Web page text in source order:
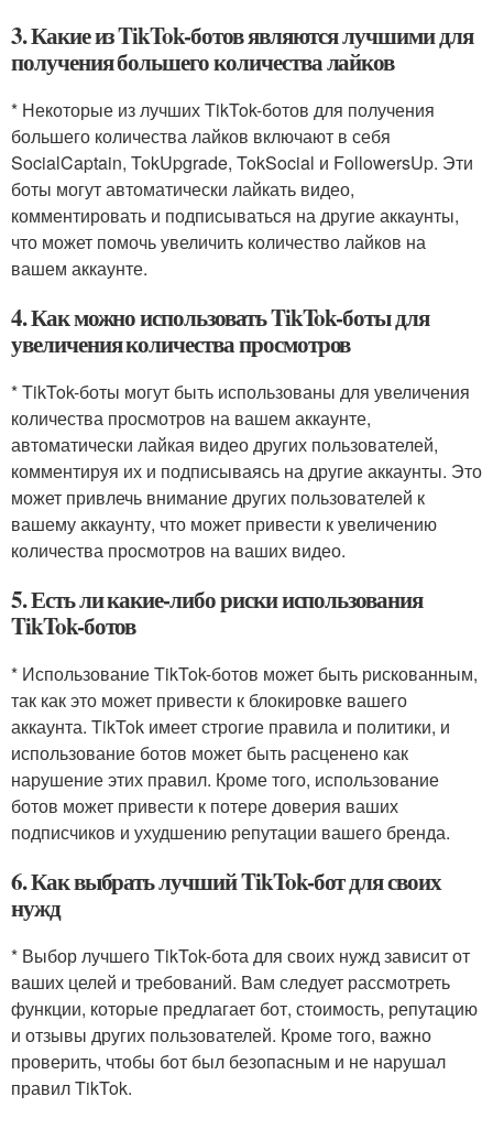
3. Какие из TikTok-ботов являются лучшими для
получения большего количества лайков
* Некоторые из лучших TikTok-ботов для получения
большего количества лайков включают в себя
SocialCaptain, TokUpgrade, TokSocial и FollowersUp. Эти
боты могут автоматически лайкать видео,
комментировать и подписываться на другие аккаунты,
что может помочь увеличить количество лайков на
вашем аккаунте.
4. Как можно использовать TikTok-боты для
увеличения количества просмотров
* TikTok-боты могут быть использованы для увеличения
количества просмотров на вашем аккаунте,
автоматически лайкая видео других пользователей,
комментируя их и подписываясь на другие аккаунты. Это
может привлечь внимание других пользователей к
вашему аккаунту, что может привести к увеличению
количества просмотров на ваших видео.
5. Есть ли какие-либо риски использования
TikTok-ботов
* Использование TikTok-ботов может быть рискованным,
так как это может привести к блокировке вашего
аккаунта. TikTok имеет строгие правила и политики, и
использование ботов может быть расценено как
нарушение этих правил. Кроме того, использование
ботов может привести к потере доверия ваших
подписчиков и ухудшению репутации вашего бренда.
6. Как выбрать лучший TikTok-бот для своих
нужд
* Выбор лучшего TikTok-бота для своих нужд зависит от
ваших целей и требований. Вам следует рассмотреть
функции, которые предлагает бот, стоимость, репутацию
и отзывы других пользователей. Кроме того, важно
проверить, чтобы бот был безопасным и не нарушал
правил TikTok.